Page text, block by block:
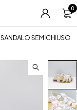
0
SANDALO SEMICHIUSO